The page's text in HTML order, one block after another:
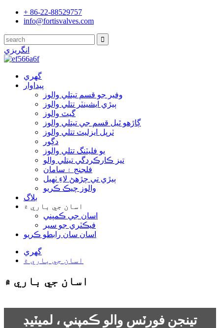
+ 86-22-88529757
info@fortisvalves.com
انگريزي
گهري
پيداوار
وفير جو قسم تیتلي والوز
ٻيڙي ايشينٽر تتلي والوز
گيٽ والوز
ڳاڙھو ٿيل قسم جي تیتلي والوز
ٽرپل ايزليٽ تتلي والوز
دڳور
يو فليٽنگ تتلي والوز
تيز ڪارڪردگي تیتلي والو
فلجنج ۽ سامان
ٻيڙي تي چڙهڻ لاءِ ٺهيل
والوز چيڪ ڪريو
بلاگ
اسان جي باري ۾
اسان جي ڪمپني
فيڪٽري جو سير
اسان سان رابطو ڪريو
گهري
اسان جي باري ۾
اسان جي باري ۾
تينجن فورٽس والو ڪمپني ، لميٽيڊ